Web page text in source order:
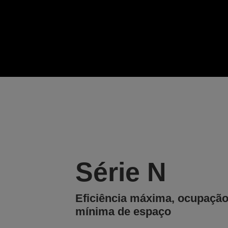
Série N
Eficiência máxima, ocupação
mínima de espaço